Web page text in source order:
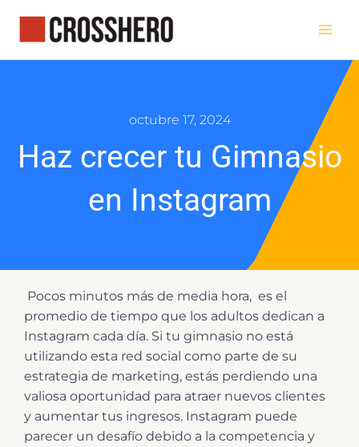
contenido
octubre 17, 2024
Haz crecer tu Gimnasio
en Instagram
Pocos minutos más de media hora, es el
promedio de tiempo que los adultos dedican a
Instagram cada día. Si tu gimnasio no está
utilizando esta red social como parte de su
estrategia de marketing, estás perdiendo una
valiosa oportunidad para atraer nuevos clientes
y aumentar tus ingresos. Instagram puede
parecer un desafío debido a la competencia y